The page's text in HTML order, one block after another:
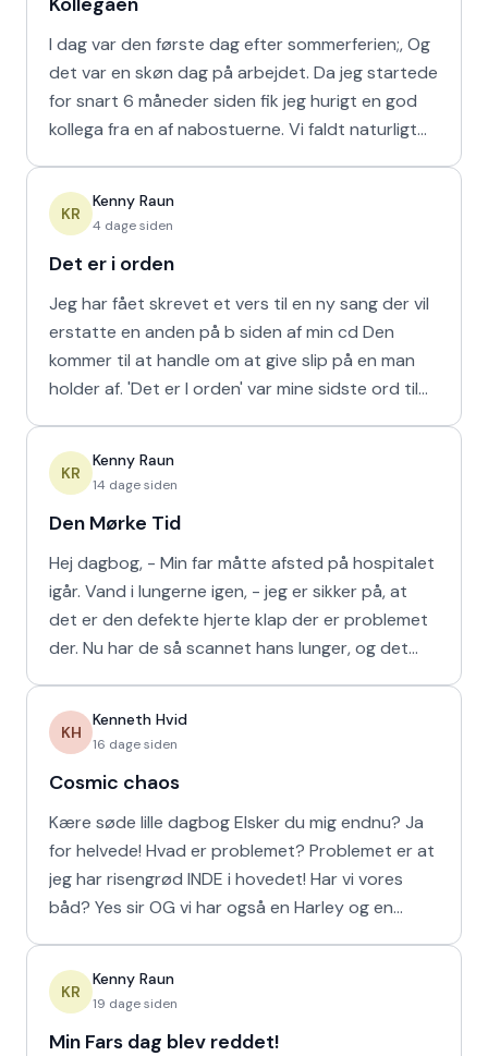
I dag var den første dag efter sommerferien;, Og
det var en skøn dag på arbejdet. Da jeg startede
for snart 6 måneder siden fik jeg hurigt en god
kollega fra en af nabostuerne. Vi faldt naturligt
KR
Kenny Raun
4 dage siden
Det er i orden
Jeg har fået skrevet et vers til en ny sang der vil
erstatte en anden på b siden af min cd Den
kommer til at handle om at give slip på en man
holder af. 'Det er I orden' var mine sidste ord til
KR
Kenny Raun
14 dage siden
Den Mørke Tid
Hej dagbog, - Min far måtte afsted på hospitalet
igår. Vand i lungerne igen, - jeg er sikker på, at
det er den defekte hjerte klap der er problemet
der. Nu har de så scannet hans lunger, og det
KH
Kenneth Hvid
16 dage siden
Cosmic chaos
Kære søde lille dagbog Elsker du mig endnu? Ja
for helvede! Hvad er problemet? Problemet er at
jeg har risengrød INDE i hovedet! Har vi vores
båd? Yes sir OG vi har også en Harley og en
KR
Kenny Raun
19 dage siden
Min Fars dag blev reddet!